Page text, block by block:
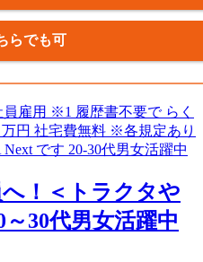
らでも可
！＜トラクタや
30代男女活躍中